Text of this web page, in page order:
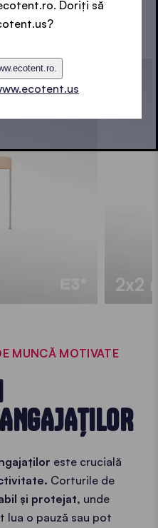
2x2
MUNCĂ MOTIVATE
este crucială
Corturile de
și protejat, unde
lua o pauză sau pot
Doriți să